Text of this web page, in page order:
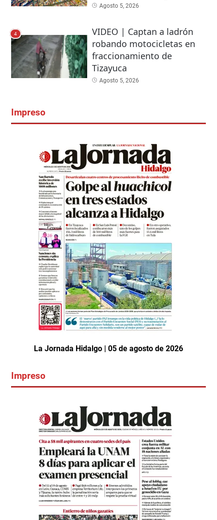
Agosto 5, 2026
4
VIDEO | Captan a ladrón
robando motocicletas en
fraccionamiento de
Tizayuca
Agosto 5, 2026
Impreso
La Jornada Hidalgo | 05 de agosto de 2026
Impreso